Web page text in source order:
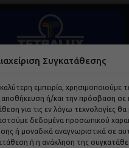
Συγκατάθεσης
εμπειρία, χρησιμοποιούμε
ή/και την πρόσβαση σε
για τις εν λόγω τεχνολογίες θα
δεδομένα προσωπικού
ή μοναδικά αναγνωριστικά σε
ή η ανάκληση της